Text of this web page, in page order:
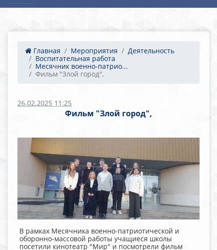
Главная Мероприятия
Деятельность
Воспитательная работа
Месячник военно-патрио...
Фильм "Злой город",
26.02.2025 11:25
Фильм "Злой город",
В рамках Месячника военно-патриотической и
оборонно-массовой работы учащиеся школы
посетили кинотеатр "Мир" и посмотрели фильм